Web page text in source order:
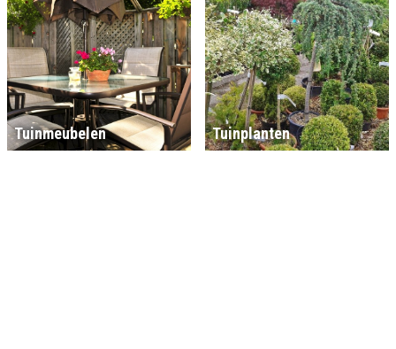
Tuinmeubelen Tuinplanten